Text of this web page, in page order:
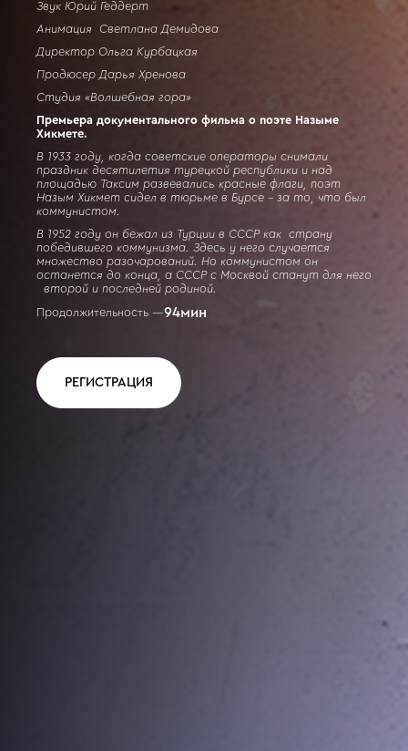
Звук Юрий Геддерт
Анимация Светлана Демидова
Директор Ольга Курбацкая
Продюсер Дарья Хренова
Студия «Волшебная гора»
Премьера документального фильма о поэте Назыме
Хикмете.
В 1933 году, когда советские операторы снимали
праздник десятилетия турецкой республики и над
площадью Таксим развевались красные флаги, поэт
Назым Хикмет сидел в тюрьме в Бурсе - за то, что был
коммунистом.
В 1952 году он бежал из Турции в СССР как страну
победившего коммунизма. Здесь у него случается
множество разочарований. Но коммунистом он
останется до конца, а СССР с Москвой станут для него
второй и последней родиной.
Продолжительность —94мин
РЕГИСТРАЦИЯ